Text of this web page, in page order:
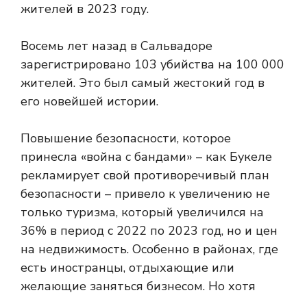
жителей в 2023 году.
Восемь лет назад в Сальвадоре
зарегистрировано 103 убийства на 100 000
жителей. Это был самый жестокий год в
его новейшей истории.
Повышение безопасности, которое
принесла «война с бандами» – как Букеле
рекламирует свой противоречивый план
безопасности – привело к увеличению не
только туризма, который увеличился на
36% в период с 2022 по 2023 год, но и цен
на недвижимость. Особенно в районах, где
есть иностранцы, отдыхающие или
желающие заняться бизнесом. Но хотя